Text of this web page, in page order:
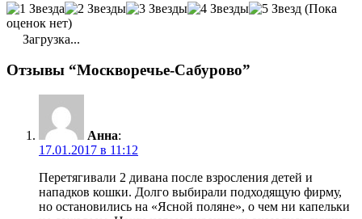
(Пока
оценок нет)
Загрузка...
Отзывы “Москворечье-Сабурово”
Анна:
17.01.2017 в 11:12
Перетягивали 2 дивана после взросления детей и
нападков кошки. Долго выбирали подходящую фирму,
но остановились на «Ясной поляне», о чем ни капельки